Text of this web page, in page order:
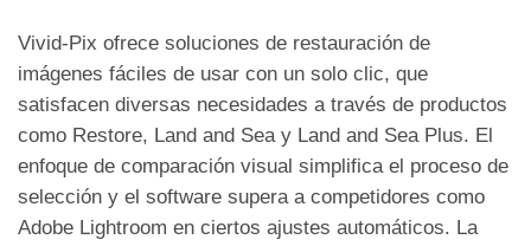
Vivid-Pix ofrece soluciones de restauración de
imágenes fáciles de usar con un solo clic, que
satisfacen diversas necesidades a través de productos
como Restore, Land and Sea y Land and Sea Plus. El
enfoque de comparación visual simplifica el proceso de
selección y el software supera a competidores como
Adobe Lightroom en ciertos ajustes automáticos. La